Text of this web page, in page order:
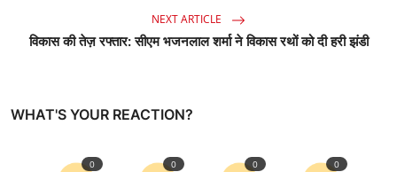
NEXT ARTICLE
विकास की तेज़ रफ्तार: सीएम भजनलाल शर्मा ने विकास रथों को दी हरी झंडी
WHAT'S YOUR REACTION?
0 0 0 0